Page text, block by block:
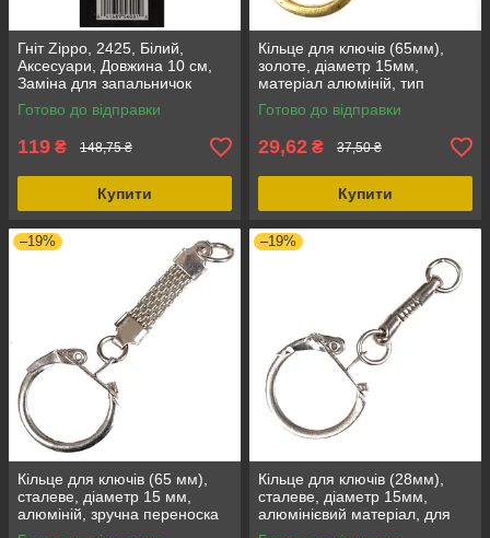
Гніт Zippo, 2425, Білий,
Аксесуари, Довжина 10 см,
Заміна для запальничок
Zippo
Готово до відправки
119 ₴ 148,75 ₴
Купити
Кільце для ключів (65мм),
золоте, діаметр 15мм,
матеріал алюміній, тип
брелок, колір золотий
Готово до відправки
29,62 ₴ 37,50 ₴
Купити
–19%
Кільце для ключів (65 мм),
сталеве, діаметр 15 мм,
алюміній, зручна переноска
ключів, кольор сталевий
–19%
Кільце для ключів (28мм),
сталеве, діаметр 15мм,
алюмінієвий матеріал, для
брелків і аксесуарів